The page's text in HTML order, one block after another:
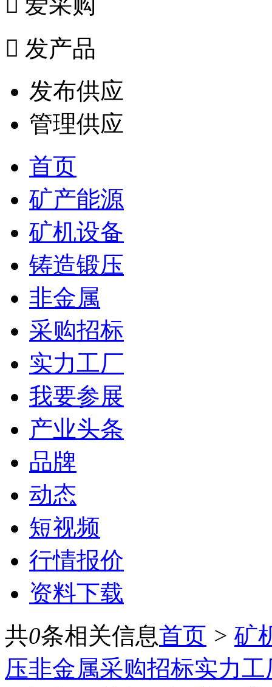
 发产品
发布供应
管理供应
首页
矿产能源
矿机设备
铸造锻压
非金属
采购招标
实力工厂
我要参展
产业头条
品牌
动态
短视频
行情报价
资料下载
共0条相关信息首页 > 矿
压非金属采购招标实力工